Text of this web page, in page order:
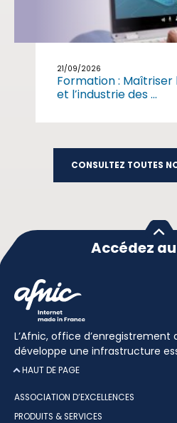
21/09/2026
Formation : Maîtriser
et l’industrie des ...
CONSULTEZ TOUTES
Accédez au
L’Afnic, office
développe une infrastructure
HAUT DE PAGE
ASSOCIATION D’EXCELLENCES
PRODUITS & SERVICES